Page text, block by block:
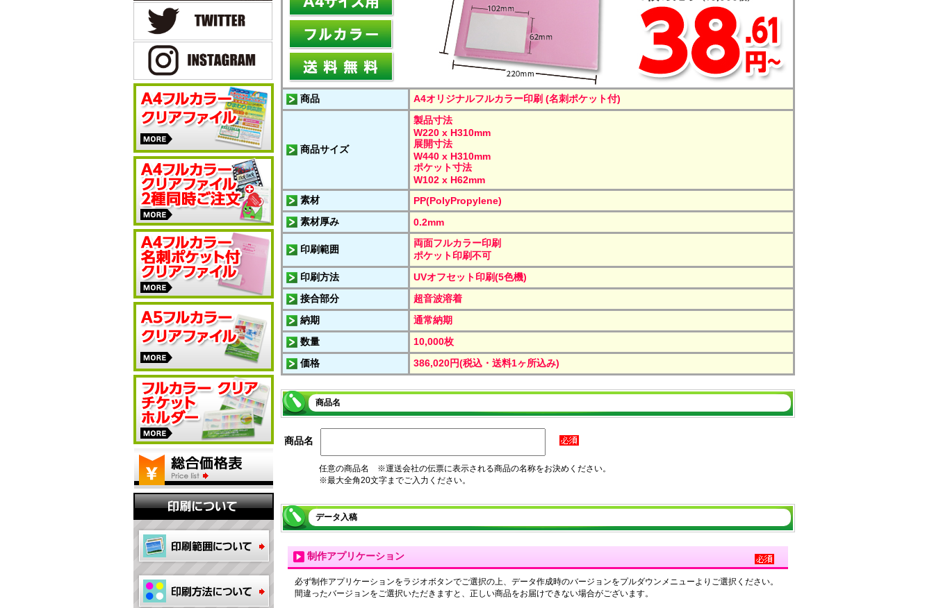
商品 A4オリジナルフルカラー印刷 (名刺ポケット付)
商品サイズ
製品寸法
W220 x H310mm
展開寸法
W440 x H310mm
ポケット寸法
W102 x H62mm
素材
PP(PolyPropylene)
素材厚み
0.2mm
印刷範囲
両面フルカラー印刷
ポケット印刷不可
印刷方法
UVオフセット印刷(5色機)
接合部分
超音波溶着
納期
通常納期
数量
10,000枚
価格
386,020円(税込・送料1ヶ所込み)
商品名
商品名
任意の商品名 ※運送会社の伝票に表示される商品の名称をお決めください。
※最大全角20文字までご入力ください。
データ入稿
制作アプリケーション
必ず制作アプリケーションをラジオボタンでご選択の上、データ作成時のバージョンをプルダウンメニューよりご選択ください。
間違ったバージョンをご選択いただきますと、正しい商品をお届けできない場合がございます。